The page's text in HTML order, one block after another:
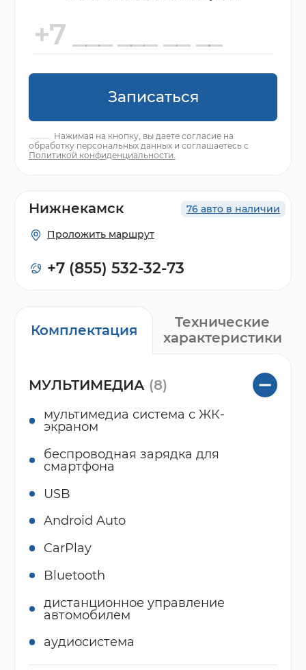
Записаться
Нажимая на кнопку, вы даете согласие на
обработку персональных данных и соглашаетесь с
Политикой конфиденциальности.
Комплектация
Технические
характеристики
МУЛЬТИМЕДИА (8)
мультимедиа система с ЖК-
экраном
беспроводная зарядка для
смартфона
USB
Android Auto
CarPlay
Bluetooth
дистанционное управление
автомобилем
аудиосистема
76 авто в наличии
Нижнекамск
Проложить маршрут
+7 (855) 532-32-73